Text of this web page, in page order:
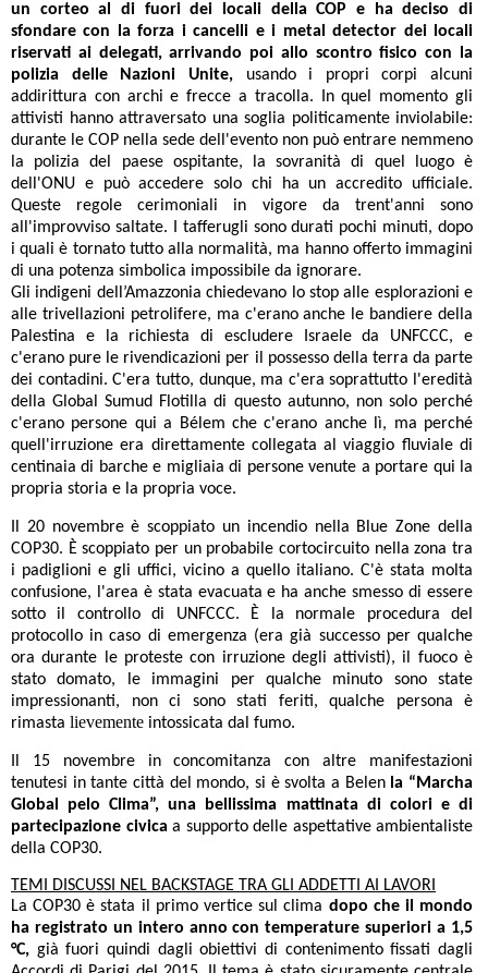
un corteo al di fuori dei locali della COP e ha deciso di
sfondare con la forza i cancelli e i metal detector dei locali
riservati ai delegati, arrivando poi allo scontro fisico con la
polizia delle Nazioni Unite, usando i propri corpi alcuni
addirittura con archi e frecce a tracolla. In quel momento gli
attivisti hanno attraversato una soglia politicamente inviolabile:
durante le COP nella sede dell'evento non può entrare nemmeno
la polizia del paese ospitante, la sovranità di quel luogo è
dell'ONU e può accedere solo chi ha un accredito ufficiale.
Queste regole cerimoniali in vigore da trent'anni sono
all'improvviso saltate. I tafferugli sono durati pochi minuti, dopo
i quali è tornato tutto alla normalità, ma hanno offerto immagini
di una potenza simbolica impossibile da ignorare.
Gli indigeni dell’Amazzonia chiedevano lo stop alle esplorazioni e
alle trivellazioni petrolifere, ma c'erano anche le bandiere della
Palestina e la richiesta di escludere Israele da UNFCCC, e
c'erano pure le rivendicazioni per il possesso della terra da parte
dei contadini. C'era tutto, dunque, ma c'era soprattutto l'eredità
della Global Sumud Flotilla di questo autunno, non solo perché
c'erano persone qui a Bélem che c'erano anche lì, ma perché
quell'irruzione era direttamente collegata al viaggio fluviale di
centinaia di barche e migliaia di persone venute a portare qui la
propria storia e la propria voce.
Il 20 novembre è scoppiato un incendio nella Blue Zone della
COP30. È scoppiato per un probabile cortocircuito nella zona tra
i padiglioni e gli uffici, vicino a quello italiano. C'è stata molta
confusione, l'area è stata evacuata e ha anche smesso di essere
sotto il controllo di UNFCCC. È la normale procedura del
protocollo in caso di emergenza (era già successo per qualche
ora durante le proteste con irruzione degli attivisti), il fuoco è
stato domato, le immagini per qualche minuto sono state
impressionanti, non ci sono stati feriti, qualche persona è
rimasta lievemente intossicata dal fumo.
Il 15 novembre in concomitanza con altre manifestazioni
tenutesi in tante città del mondo, si è svolta a Belen la “Marcha
Global pelo Clima”, una bellissima mattinata di colori e di
partecipazione civica a supporto delle aspettative ambientaliste
della COP30.
TEMI DISCUSSI NEL BACKSTAGE TRA GLI ADDETTI AI LAVORI
La COP30 è stata il primo vertice sul clima dopo che il mondo
ha registrato un intero anno con temperature superiori a 1,5
°C, già fuori quindi dagli obiettivi di contenimento fissati dagli